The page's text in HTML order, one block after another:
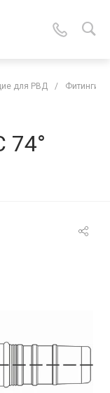
для РВД / Фитинги
74°